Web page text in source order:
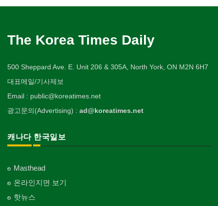
The Korea Times Daily
500 Sheppard Ave. E. Unit 206 & 305A, North York, ON M2N 6H7
대표메일/기사제보
Email : public@koreatimes.net
광고문의(Advertising) : ad@koreatimes.net
캐나다 한국일보
Masthead
온라인지면 보기
핫뉴스